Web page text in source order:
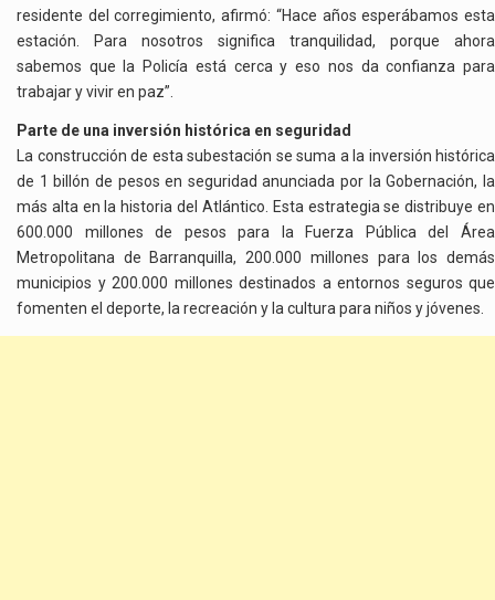
residente del corregimiento, afirmó: “Hace años esperábamos esta
estación. Para nosotros significa tranquilidad, porque ahora
sabemos que la Policía está cerca y eso nos da confianza para
trabajar y vivir en paz”.
Parte de una inversión histórica en seguridad
La construcción de esta subestación se suma a la inversión histórica
de 1 billón de pesos en seguridad anunciada por la Gobernación, la
más alta en la historia del Atlántico. Esta estrategia se distribuye en
600.000 millones de pesos para la Fuerza Pública del Área
Metropolitana de Barranquilla, 200.000 millones para los demás
municipios y 200.000 millones destinados a entornos seguros que
fomenten el deporte, la recreación y la cultura para niños y jóvenes.